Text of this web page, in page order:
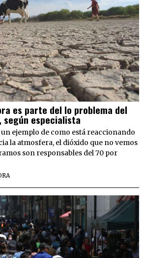
es parte del lo problema del
especialista
ejemplo de como está reaccionando
la atmosfera, el dióxido que no vemos
son responsables del 70 por